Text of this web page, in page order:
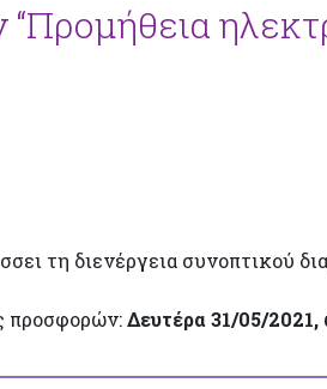
τη διενέργεια συνοπτικού
προσφορών:Δευτέρα 31/05/2021,